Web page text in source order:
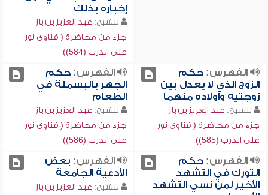
إخباره بذلك
للشيخ: عبد العزيز بن باز
جزء من محاضرة ( فتاوى نور
على الدرب (584))
الفهرس:حكم
الزوج الذي لا يعدل بين
زوجتيه وأولاده منهما
للشيخ: عبد العزيز بن باز
جزء من محاضرة ( فتاوى نور
على الدرب (585))
الفهرس:حكم
الجهر بالبسملة في
الطعام
للشيخ: عبد العزيز بن باز
جزء من محاضرة ( فتاوى نور
على الدرب (586))
الفهرس:حكم
التورك في التشهد
الأخير لمن نسي التشهد
الفهرس: بعض
الأدعية الجامعة
للشيخ: عبد العزيز بن باز